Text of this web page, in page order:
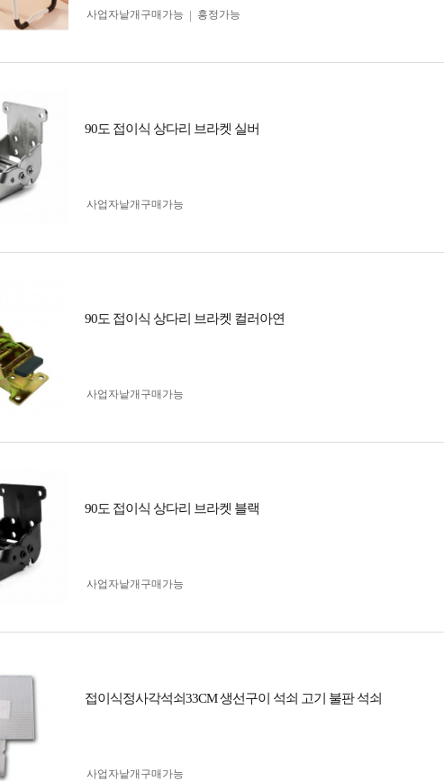
사업자 낱개구매가능 흥정가능
90도 접이식 상다리 브라켓 실버
사업자 낱개구매가능
90도 접이식 상다리 브라켓 컬러아연
사업자 낱개구매가능
90도 접이식 상다리 브라켓 블랙
사업자 낱개구매가능
접이식정사각석쇠33CM 생선구이 석쇠 고기 불판 석쇠
사업자 낱개구매가능